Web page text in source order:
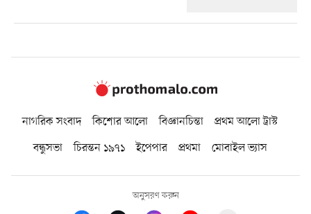
নাগরিক সংবাদ কিশোর আলো বিজ্ঞানচিন্তা
প্রথম আলো ট্রাস্ট
বন্ধুসভা
চিরন্তন ১৯৭১ ইপেপার প্রথমা মোবাইল ভ্যাস
অনুসরণ করুন